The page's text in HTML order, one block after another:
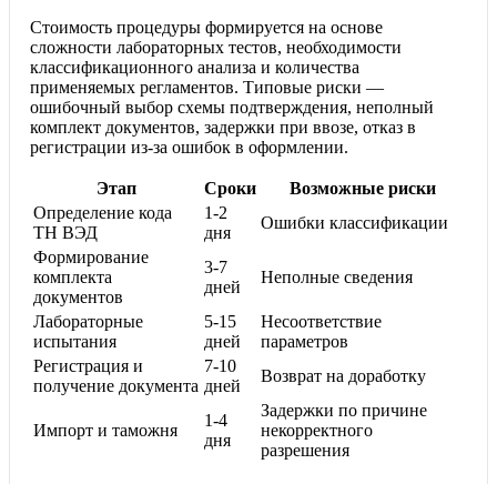
Стоимость процедуры формируется на основе
сложности лабораторных тестов, необходимости
классификационного анализа и количества
применяемых регламентов. Типовые риски —
ошибочный выбор схемы подтверждения, неполный
комплект документов, задержки при ввозе, отказ в
регистрации из-за ошибок в оформлении.
Этап Сроки
Возможные риски
Определение кода
ТН ВЭД
1-2
дня
Ошибки классификации
Формирование
комплекта
документов
3-7
дней
Неполные сведения
Лабораторные
испытания
5-15
дней
Несоответствие
параметров
Регистрация и
получение документа
7-10
дней
Возврат на доработку
Импорт и таможня
1-4
дня
Задержки по причине
некорректного
разрешения